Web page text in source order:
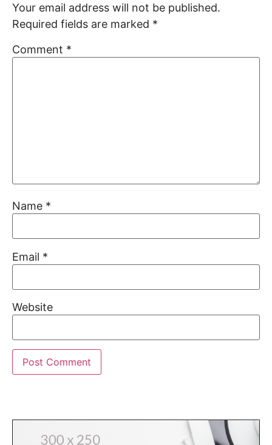
Your email address will not be published.
Required fields are marked *
Comment *
Name *
Email *
Website